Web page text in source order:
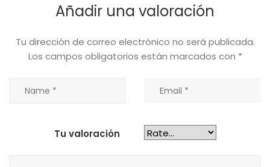
Añadir una valoración
Tu dirección de correo electrónico no será publicada.
Los campos obligatorios están marcados con *
Tu valoración